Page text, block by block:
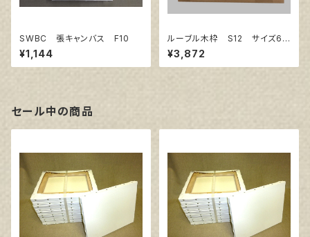
SWBC 張キャンバス F10
¥1,144
ルーブル木枠 S12 サイズ60
6㎜×606㎜
¥3,872
セール中の商品